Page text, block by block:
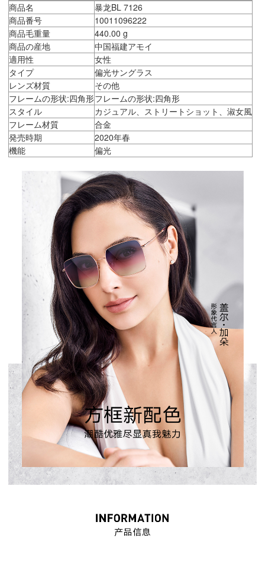
商品名
暴龙BL 7126
商品番号
10011096222
商品毛重量
440.00 g
商品の産地
中国福建アモイ
適用性
女性
タイプ
偏光サングラス
レンズ材質
その他
フレームの形状:四角形フレームの形状:四角形
スタイル
カジュアル、ストリートショット、淑女風
フレーム材質
合金
発売時期
2020年春
機能
偏光